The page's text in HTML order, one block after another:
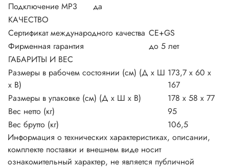
Подключение MP3
да
КАЧЕСТВО
Сертификат международного качества CE+GS
Фирменная гарантия
до 5 лет
ГАБАРИТЫ И ВЕС
Размеры в рабочем состоянии (см) (Д х Ш
х В)
173,7 х 60 х
167
Размеры в упаковке (см) (Д х Ш х В)
178 х 58 х 77
Вес нетто (кг)
95
Вес брутто (кг)
106,5
Информация о технических характеристиках, описании,
комплекте поставки и внешнем виде носит
ознакомительный характер, не является публичной